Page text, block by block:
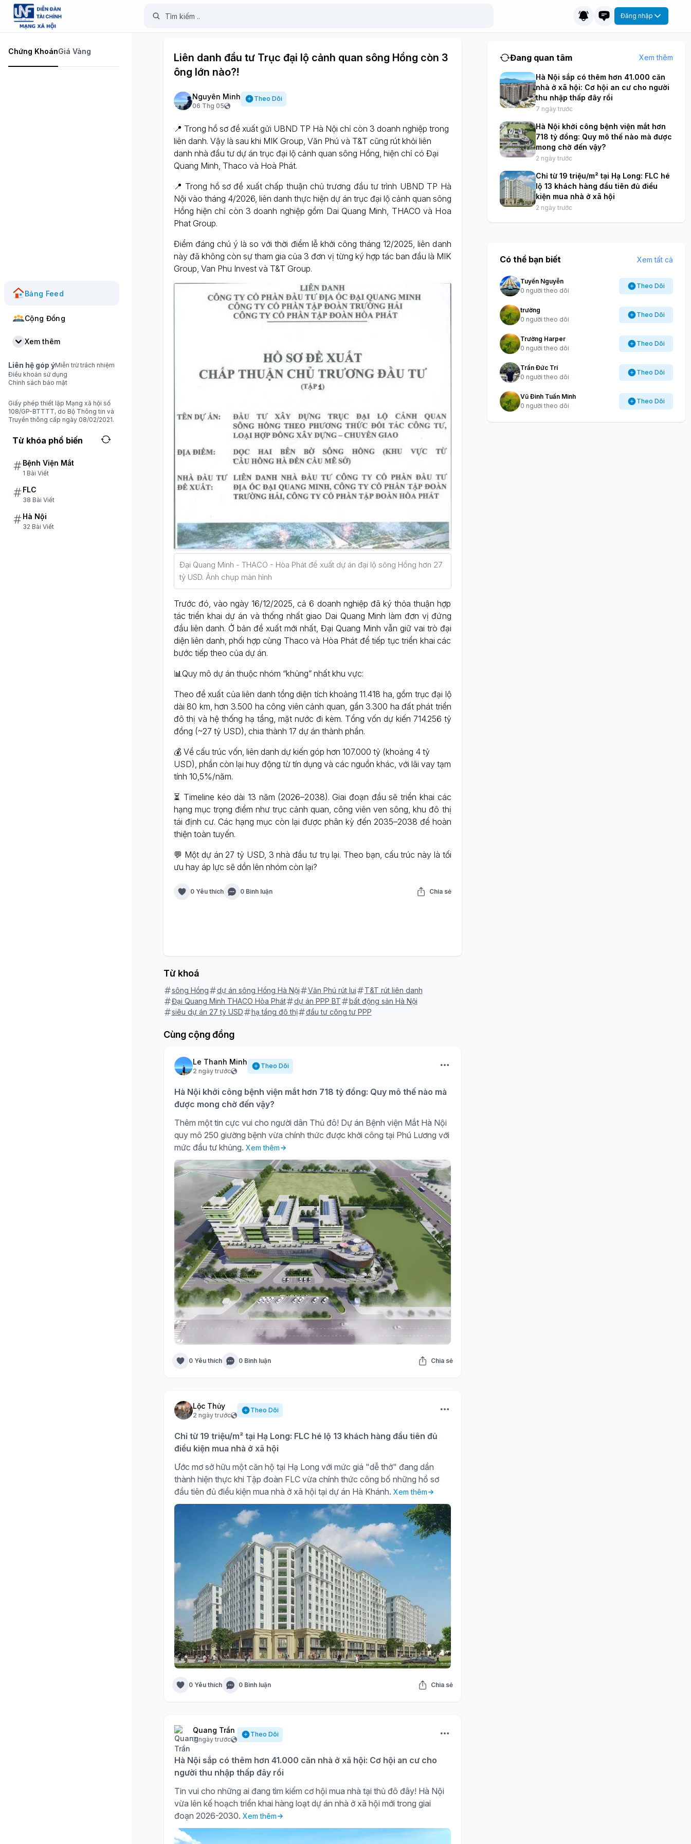
Đăng nhập
Chứng KhoánGiá Vàng
Bảng Feed
Cộng Đồng
Xem thêm
Liên hệ góp ýMiễn trừ trách nhiệm
Điều khoản sử dụng
Chính sách bảo mật
Giấy phép thiết lập Mạng xã hội số
108/GP-BTTTT, do Bộ Thông tin và
Truyền thông cấp ngày 08/02/2021.
Từ khóa phổ biến
Bệnh Viện Mắt
1 Bài Viết
FLC
38 Bài Viết
Hà Nội
32 Bài Viết
Liên danh đầu tư Trục đại lộ cảnh quan sông Hồng còn 3
ông lớn nào?!
Nguyên Minh
06 Thg 05
Theo Dõi
📍 Trong hồ sơ đề xuất gửi UBND TP Hà Nội chỉ còn 3 doanh nghiệp trong
liên danh. Vậy là sau khi MIK Group, Văn Phú và T&T cũng rút khỏi liên
danh nhà đầu tư dự án trục đại lộ cảnh quan sông Hồng, hiện chỉ có Đại
Quang Minh, Thaco và Hoà Phát.
📍 Trong hồ sơ đề xuất chấp thuận chủ trương đầu tư trình UBND TP Hà
Nội vào tháng 4/2026, liên danh thực hiện dự án trục đại lộ cảnh quan sông
Hồng hiện chỉ còn 3 doanh nghiệp gồm Dai Quang Minh, THACO và Hoa
Phat Group.
Điểm đáng chú ý là so với thời điểm lễ khởi công tháng 12/2025, liên danh
này đã không còn sự tham gia của 3 đơn vị từng ký hợp tác ban đầu là MIK
Group, Van Phu Invest và T&T Group.
Đại Quang Minh - THACO - Hòa Phát đề xuất dự án đại lộ sông Hồng hơn 27
tỷ USD. Ảnh chụp màn hình
Trước đó, vào ngày 16/12/2025, cả 6 doanh nghiệp đã ký thỏa thuận hợp
tác triển khai dự án và thống nhất giao Dai Quang Minh làm đơn vị đứng
đầu liên danh. Ở bản đề xuất mới nhất, Đại Quang Minh vẫn giữ vai trò đại
diện liên danh, phối hợp cùng Thaco và Hòa Phát để tiếp tục triển khai các
bước tiếp theo của dự án.
📊Quy mô dự án thuộc nhóm “khủng” nhất khu vực:
Theo đề xuất của liên danh tổng diện tích khoảng 11.418 ha, gồm trục đại lộ
dài 80 km, hơn 3.500 ha công viên cảnh quan, gần 3.300 ha đất phát triển
đô thị và hệ thống hạ tầng, mặt nước đi kèm. Tổng vốn dự kiến 714.256 tỷ
đồng (~27 tỷ USD), chia thành 17 dự án thành phần.
💰 Về cấu trúc vốn, liên danh dự kiến góp hơn 107.000 tỷ (khoảng 4 tỷ
USD), phần còn lại huy động từ tín dụng và các nguồn khác, với lãi vay tạm
tính 10,5%/năm.
⏳ Timeline kéo dài 13 năm (2026–2038). Giai đoạn đầu sẽ triển khai các
hạng mục trọng điểm như trục cảnh quan, công viên ven sông, khu đô thị
tái định cư. Các hạng mục còn lại được phân kỳ đến 2035–2038 để hoàn
thiện toàn tuyến.
💬 Một dự án 27 tỷ USD, 3 nhà đầu tư trụ lại. Theo bạn, cấu trúc này là tối
ưu hay áp lực sẽ dồn lên nhóm còn lại?
0 Yêu thích 0 Bình luận Chia sẻ
Từ khoá
sông Hồng dự án sông Hồng Hà Nội Văn Phú rút lui
T&T rút liên danh
Đại Quang Minh THACO Hòa Phát
dự án PPP BT
bất động sản Hà Nội
siêu dự án 27 tỷ USD
hạ tầng đô thị đầu tư công tư PPP
Cùng cộng đồng
Le Thanh Minh
2 ngày trước
Theo Dõi
Hà Nội khởi công bệnh viện mắt hơn 718 tỷ đồng: Quy mô thế nào mà
được mong chờ đến vậy?
Thêm một tin cực vui cho người dân Thủ đô! Dự án Bệnh viện Mắt Hà Nội
quy mô 250 giường bệnh vừa chính thức được khởi công tại Phú Lương với
mức đầu tư khủng. Xem thêm
0 Yêu thích 0 Bình luận Chia sẻ
Lộc Thủy
2 ngày trước
Theo Dõi
Chỉ từ 19 triệu/m² tại Hạ Long: FLC hé lộ 13 khách hàng đầu tiên đủ
điều kiện mua nhà ở xã hội
Ước mơ sở hữu một căn hộ tại Hạ Long với mức giá "dễ thở" đang dần
thành hiện thực khi Tập đoàn FLC vừa chính thức công bố những hồ sơ
đầu tiên đủ điều kiện mua nhà ở xã hội tại dự án Hà Khánh. Xem thêm
0 Yêu thích 0 Bình luận Chia sẻ
Quang Trần
7 ngày trước
Theo Dõi
Hà Nội sắp có thêm hơn 41.000 căn nhà ở xã hội: Cơ hội an cư cho
người thu nhập thấp đây rồi
Tin vui cho những ai đang tìm kiếm cơ hội mua nhà tại thủ đô đây! Hà Nội
vừa lên kế hoạch triển khai hàng loạt dự án nhà ở xã hội mới trong giai
đoạn 2026-2030. Xem thêm
Đang quan tâm Xem thêm
Hà Nội sắp có thêm hơn 41.000 căn
nhà ở xã hội: Cơ hội an cư cho người
thu nhập thấp đây rồi
7 ngày trước
Hà Nội khởi công bệnh viện mắt hơn
718 tỷ đồng: Quy mô thế nào mà được
mong chờ đến vậy?
2 ngày trước
Chỉ từ 19 triệu/m² tại Hạ Long: FLC hé
lộ 13 khách hàng đầu tiên đủ điều
kiện mua nhà ở xã hội
2 ngày trước
Có thể bạn biết Xem tất cả
Tuyến Nguyễn
0 người theo dõi
Theo Dõi
trường
0 người theo dõi
Theo Dõi
Trường Harper
0 người theo dõi
Theo Dõi
Trần Đức Trí
0 người theo dõi
Theo Dõi
Vũ Đình Tuấn Minh
0 người theo dõi
Theo Dõi